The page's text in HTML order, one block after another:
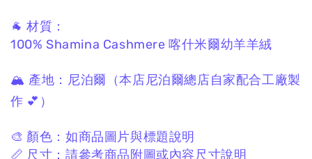
🐐 材質：
100% Shamina Cashmere喀什米爾幼羊羊絨
🏔 產地： 尼泊爾 （本店尼泊爾總店自家配合工廠製
作 💕）
🎨 顏色： 如商品圖片與標題說明
📏 尺寸： 請參考商品附圖或內容尺寸說明